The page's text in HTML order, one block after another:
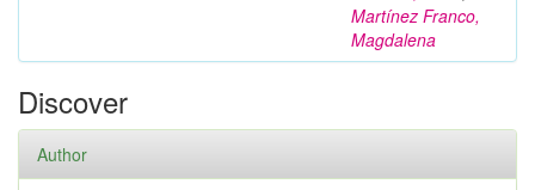
Martínez Franco,
Magdalena
Discover
Author